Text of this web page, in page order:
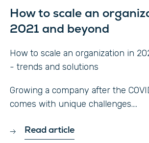
How to scale an
2021 and beyond
How to scale an organization in
- trends and solutions
Growing a company after the
comes with unique challenges....
Read article